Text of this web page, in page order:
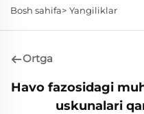
Bosh sahifa> Yangiliklar
Ortga
Havo fazosidagi
uskunalari